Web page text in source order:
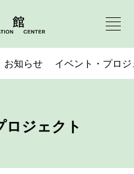
お知らせ イベント・プロ
ロジェクト